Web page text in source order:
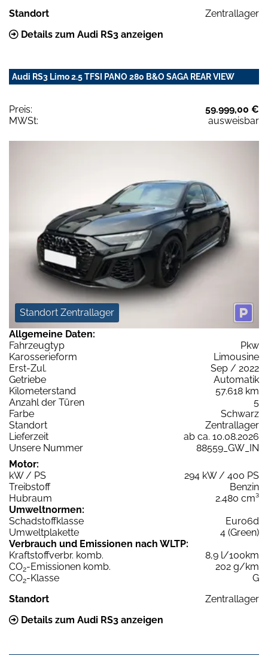
Standort
Zentrallager
Details zum Audi RS3 anzeigen
Audi RS3 Limo 2.5 TFSI PANO 280 B&O SAGA REAR VIEW
Preis:
59.999,00 €
MWSt:
ausweisbar
Standort Zentrallager
Allgemeine Daten:
Fahrzeugtyp
Pkw
Karosserieform
Limousine
Erst-Zul.
Sep / 2022
Getriebe
Automatik
Kilometerstand
57.618 km
Anzahl der Türen
5
Farbe
Schwarz
Standort
Zentrallager
Lieferzeit
ab ca. 10.08.2026
Unsere Nummer
88559_GW_IN
Motor:
kW / PS
294 kW / 400 PS
Treibstoff
Benzin
Hubraum
2.480 cm³
Umweltnormen:
Schadstoffklasse
Euro6d
Umweltplakette
4 (Green)
Verbrauch und Emissionen nach WLTP:
Kraftstoffverbr. komb.
8,9 l/100km
CO2-Emissionen komb.
202 g/km
CO2-Klasse
G
Standort
Zentrallager
Details zum Audi RS3 anzeigen